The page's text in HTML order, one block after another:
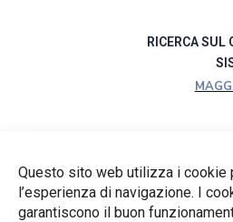
Questo sito web utilizza i cookie
l’esperienza di navigazione. I
garantiscono il buon
RICERCA SUL
Meeting di Progetto